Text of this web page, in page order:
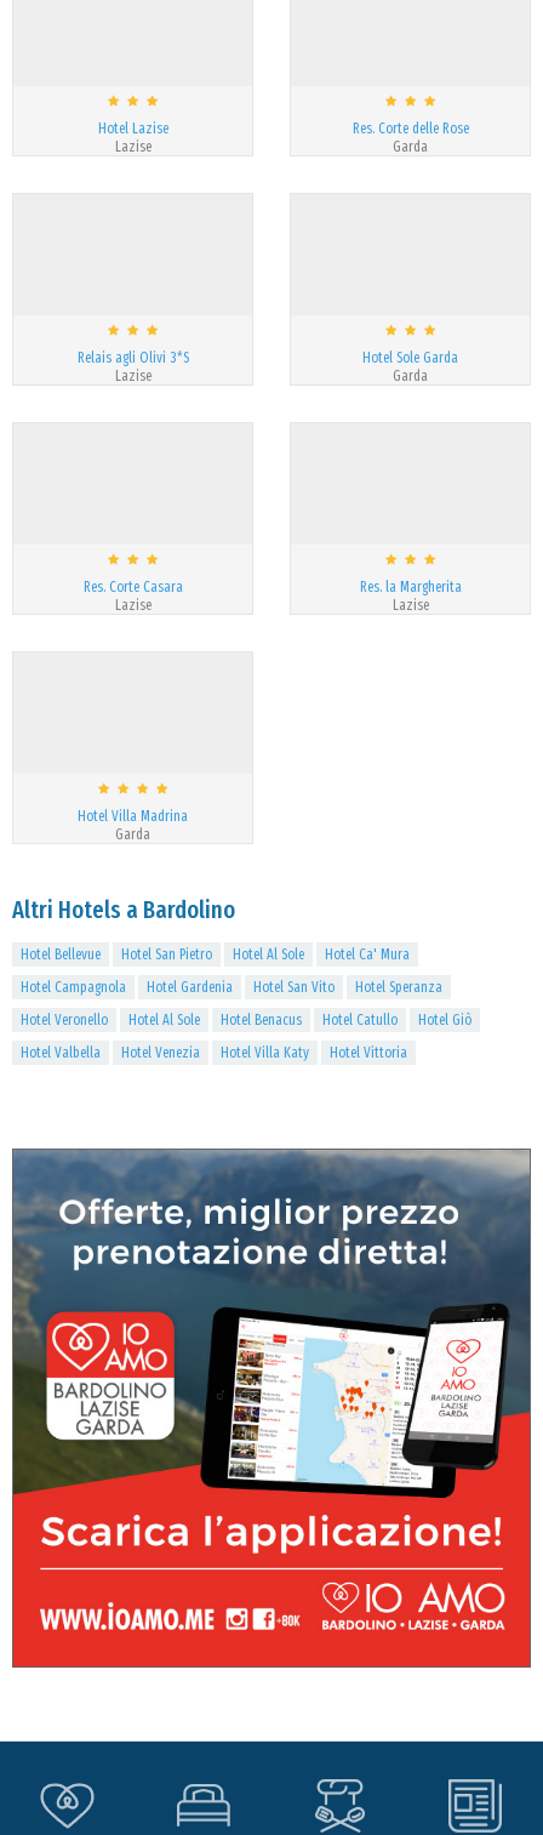
Hotel Lazise
Lazise
Res. Corte delle Rose
Garda
Relais agli Olivi 3*S
Lazise
Hotel Sole Garda
Garda
Res. Corte Casara
Lazise
Res. la Margherita
Lazise
Hotel Villa Madrina
Garda
Altri Hotels a Bardolino
Hotel Bellevue Hotel San Pietro Hotel Al Sole
Hotel Ca' Mura
Hotel Campagnola
Hotel Gardenia Hotel San Vito
Hotel Speranza
Hotel Veronello
Hotel Al Sole Hotel Benacus Hotel Catullo
Hotel Giò
Hotel Valbella
Hotel Venezia Hotel Villa Katy Hotel Vittoria